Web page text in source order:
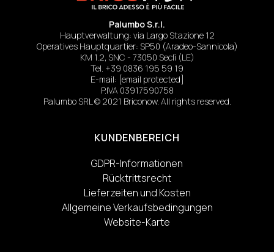
Palumbo S.r.l.
Hauptverwaltung: via Largo Stazione 12
Operatives Hauptquartier: SP50 (Aradeo-Sannicola)
KM 1.2, SNC - 73050 Seclì (LE)
Tel. +39 0836 195 59 19
E-mail: [email protected]
P.IVA 03917590758
Palumbo SRL © 2021 Briconow. All rights reserved.
KUNDENBEREICH
GDPR-Informationen
Rücktrittsrecht
Lieferzeiten und Kosten
Allgemeine Verkaufsbedingungen
Website-Karte